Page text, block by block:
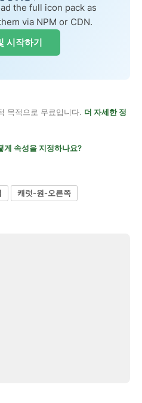
the full icon pack as
via NPM or CDN.
시작하기
목적으로 무료입니다. 더 자세한 정
게 속성을 지정하나요?
캐럿-원-오른쪽